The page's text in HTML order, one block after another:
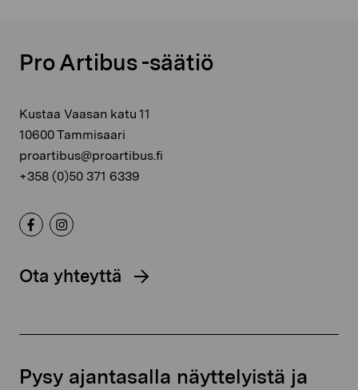
Pro Artibus -säätiö
Kustaa Vaasan katu 11
10600 Tammisaari
proartibus@proartibus.fi
+358 (0)50 371 6339
Ota yhteyttä
Pysy ajantasalla näyttelyistä ja